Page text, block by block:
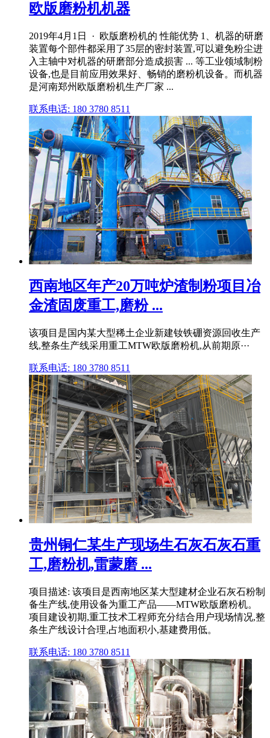
欧版磨粉机机器
2019年4月1日 · 欧版磨粉机的 性能优势 1、机器的研磨
装置每个部件都采用了35层的密封装置,可以避免粉尘进
入主轴中对机器的研磨部分造成损害 ... 等工业领域制粉
设备,也是目前应用效果好、畅销的磨粉机设备。而机器
是河南郑州欧版磨粉机生产厂家 ...
联系电话: 180 3780 8511
西南地区年产20万吨炉渣制粉项目冶
金渣固废重工,磨粉 ...
该项目是国内某大型稀土企业新建钕铁硼资源回收生产
线,整条生产线采用重工MTW欧版磨粉机,从前期原···
联系电话: 180 3780 8511
贵州铜仁某生产现场生石灰石灰石重
工,磨粉机,雷蒙磨 ...
项目描述: 该项目是西南地区某大型建材企业石灰石粉制
备生产线,使用设备为重工产品——MTW欧版磨粉机。
项目建设初期,重工技术工程师充分结合用户现场情况,整
条生产线设计合理,占地面积小,基建费用低。
联系电话: 180 3780 8511